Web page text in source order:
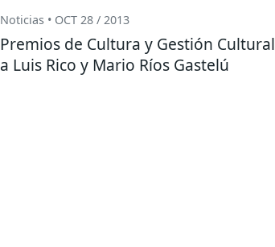
Noticias • OCT 28 / 2013
Premios de Cultura y Gestión Cultural
a Luis Rico y Mario Ríos Gastelú